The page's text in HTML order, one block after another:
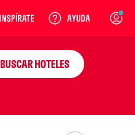
Login
BUSCAR HOTELES